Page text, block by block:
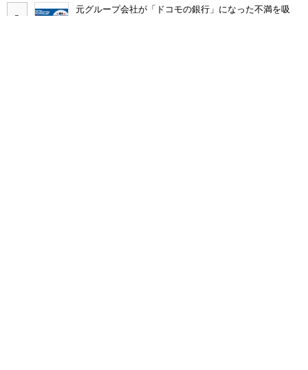
元グループ会社が「ドコモの銀行」になった不満を吸